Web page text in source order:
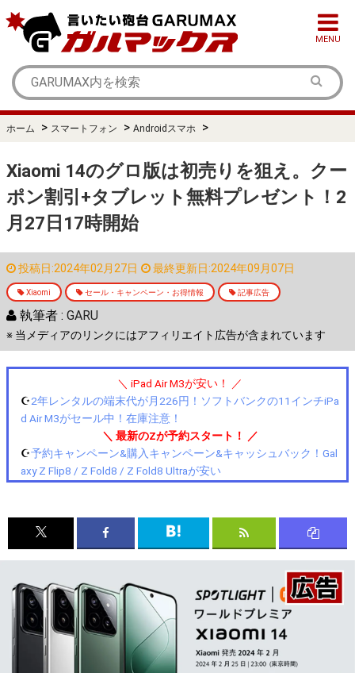
MENU
ホーム > スマートフォン > Androidスマホ >
Xiaomi 14のグロ版は初売りを狙え。クー
ポン割引+タブレット無料プレゼント！2
月27日17時開始
投稿日:2024年02月27日 最終更新日:2024年09月07日
Xiaomi セール・キャンペーン・お得情報 記事広告
執筆者 : GARU
※ 当メディアのリンクにはアフィリエイト広告が含まれています
＼ iPad Air M3が安い！ ／
☪️2年レンタルの端末代が月226円！ソフトバンクの11インチiPa
d Air M3がセール中！在庫注意！
＼ 最新のZが予約スタート！ ／
☪️予約キャンペーン&購入キャンペーン&キャッシュバック！Gal
axy Z Flip8 / Z Fold8 / Z Fold8 Ultraが安い